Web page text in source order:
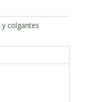
y colgantes